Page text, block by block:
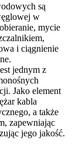
są
w
mycie
i ciągnienie
jednym z
Jako element
kabla
a także
zapewniając
jego jakość.